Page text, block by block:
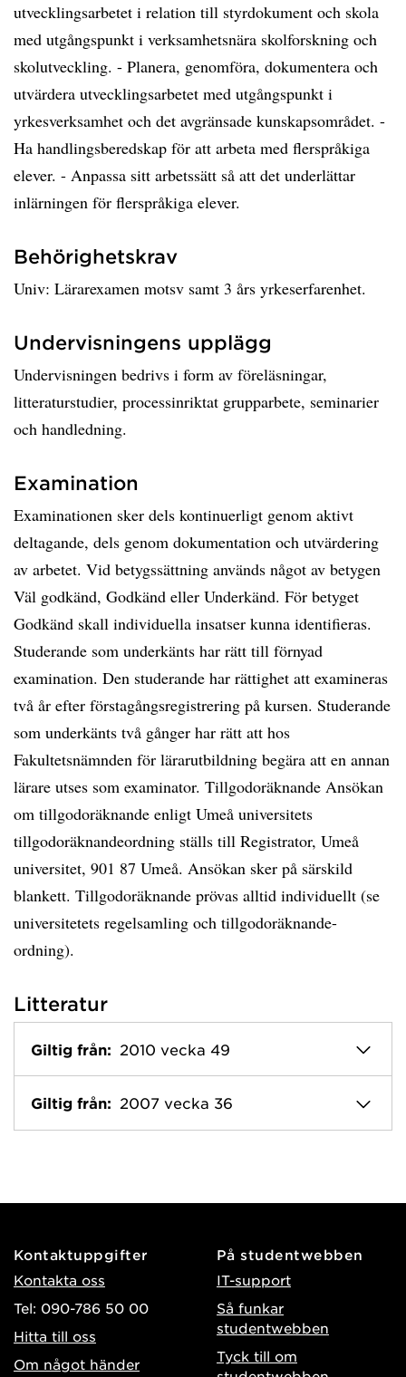
utvecklingsarbetet i relation till styrdokument och skola
med utgångspunkt i verksamhetsnära skolforskning och
skolutveckling. - Planera, genomföra, dokumentera och
utvärdera utvecklingsarbetet med utgångspunkt i
yrkesverksamhet och det avgränsade kunskapsområdet. -
Ha handlingsberedskap för att arbeta med flerspråkiga
elever. - Anpassa sitt arbetssätt så att det underlättar
inlärningen för flerspråkiga elever.
Behörighetskrav
Univ: Lärarexamen motsv samt 3 års yrkeserfarenhet.
Undervisningens upplägg
Undervisningen bedrivs i form av föreläsningar,
litteraturstudier, processinriktat grupparbete, seminarier
och handledning.
Examination
Examinationen sker dels kontinuerligt genom aktivt
deltagande, dels genom dokumentation och utvärdering
av arbetet. Vid betygssättning används något av betygen
Väl godkänd, Godkänd eller Underkänd. För betyget
Godkänd skall individuella insatser kunna identifieras.
Studerande som underkänts har rätt till förnyad
examination. Den studerande har rättighet att examineras
två år efter förstagångsregistrering på kursen. Studerande
som underkänts två gånger har rätt att hos
Fakultetsnämnden för lärarutbildning begära att en annan
lärare utses som examinator. Tillgodoräknande Ansökan
om tillgodoräknande enligt Umeå universitets
tillgodoräknandeordning ställs till Registrator, Umeå
universitet, 901 87 Umeå. Ansökan sker på särskild
blankett. Tillgodoräknande prövas alltid individuellt (se
universitetets regelsamling och tillgodoräknande-
ordning).
Litteratur
Giltig från: 2010 vecka 49
Giltig från: 2007 vecka 36
Kontaktuppgifter
Kontakta oss
Tel: 090-786 50 00
Hitta till oss
Om något händer
På studentwebben
IT-support
Så funkar
studentwebben
Tyck till om